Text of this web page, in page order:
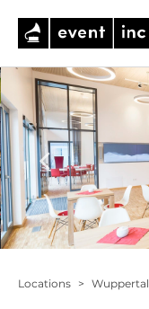
Locations > Wuppertal